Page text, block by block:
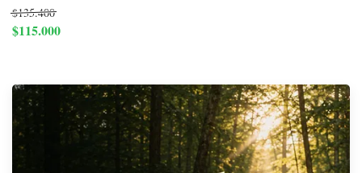
$135.400
$115.000